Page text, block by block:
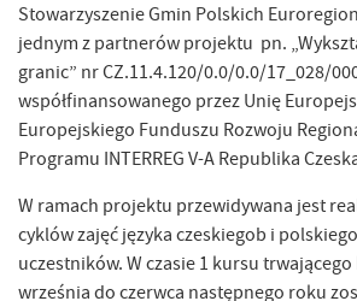
Stowarzyszenie Gmin Polskich
jednym z partnerów projektu pn.
granic” nr CZ.11.4.120/0.0/0.0/17_028/
współfinansowanego przez Unię
Europejskiego Funduszu Rozwoju
Programu INTERREG V-A Republika
W ramach projektu przewidywana jest
cyklów zajęć języka czeskiegob i
uczestników. W czasie 1 kursu
września do czerwca następnego roku